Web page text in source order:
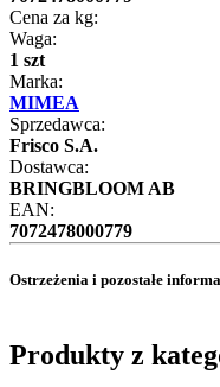
Cena za kg:
Waga:
1 szt
Marka:
MIMEA
Sprzedawca:
Frisco S.A.
Dostawca:
BRINGBLOOM AB
EAN:
7072478000779
Ostrzeżenia i pozostałe
Produkty z